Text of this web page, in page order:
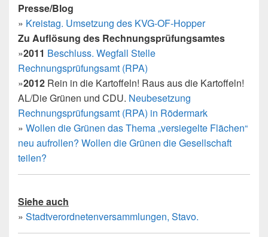
Presse/Blog
» Kreistag. Umsetzung des KVG-OF-Hopper
Zu Auflösung des Rechnungsprüfungsamtes
»2011 Beschluss. Wegfall Stelle
Rechnungsprüfungsamt (RPA)
»2012 Rein in die Kartoffeln! Raus aus die Kartoffeln!
AL/Die Grünen und CDU. Neubesetzung
Rechnungsprüfungsamt (RPA) in Rödermark
» Wollen die Grünen das Thema „versiegelte Flächen“
neu aufrollen? Wollen die Grünen die Gesellschaft
teilen?
Siehe auch
» Stadtverordnetenversammlungen, Stavo.